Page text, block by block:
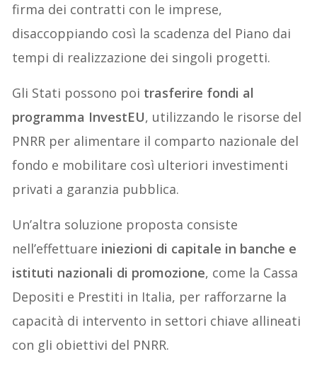
firma dei contratti con le imprese,
disaccoppiando così la scadenza del Piano dai
tempi di realizzazione dei singoli progetti.
Gli Stati possono poi trasferire fondi al
programma InvestEU, utilizzando le risorse del
PNRR per alimentare il comparto nazionale del
fondo e mobilitare così ulteriori investimenti
privati a garanzia pubblica.
Un’altra soluzione proposta consiste
nell’effettuare iniezioni di capitale in banche e
istituti nazionali di promozione, come la Cassa
Depositi e Prestiti in Italia, per rafforzarne la
capacità di intervento in settori chiave allineati
con gli obiettivi del PNRR.